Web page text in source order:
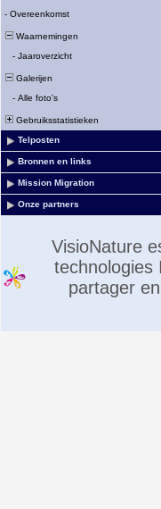
- Overeenkomst
Waarnemingen
- Jaaroverzicht
Galerijen
- Alle foto's
Gebruiksstatistieken
Telposten
Bronnen en links
Mission Migration
Onze partners
VisioNature
technologies
partager